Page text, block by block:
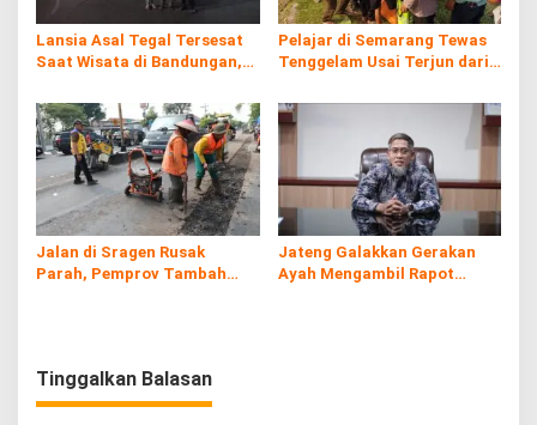
Lansia Asal Tegal Tersesat
Saat Wisata di Bandungan,
alun Ungaran
Pelajar di Semarang Tewas
Tenggelam Usai Terjun dari
Jalan di Sragen Rusak
Parah, Pemprov Tambah
Jateng Galakkan Gerakan
Ayah Mengambil Rapot
Tinggalkan Balasan